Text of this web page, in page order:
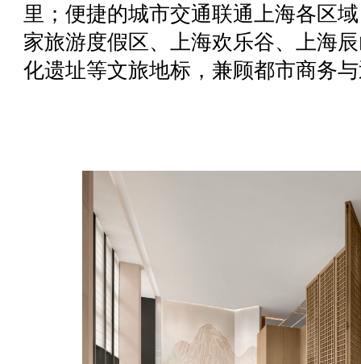
里；便捷的城市交通联通上海各区
家旅游度假区、上海欢乐谷、上海
化遗址等文旅地标，兼顾都市商务